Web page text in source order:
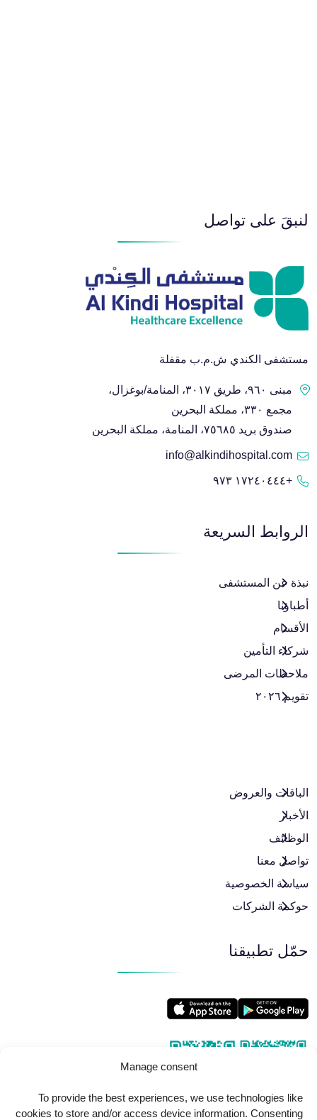
Manage consent
To provide the best experiences, we use technologies like
cookies to store and/or access device information. Consenting
لنبقَ على تواصل
مستشفى الكندي ش.م.ب مقفلة
مبنى ٩٦٠، طريق ٣٠١٧، المنامة/بوغزال،
مجمع ٣٣٠، مملكة البحرين
صندوق بريد ٧٥٦٨٥، المنامة، مملكة البحرين
info@alkindihospital.com
+١٧٢٤٠٤٤٤ ٩٧٣
الروابط السريعة
نبذة عن المستشفى
أطباؤنا
الأقسام
شركاء التأمين
ملاحظات المرضى
تقويم ٢٠٢٦
الباقات والعروض​
الأخبار
الوظائف
تواصل معنا
سياسة الخصوصية
حوكمة الشركات
حمّل تطبيقنا